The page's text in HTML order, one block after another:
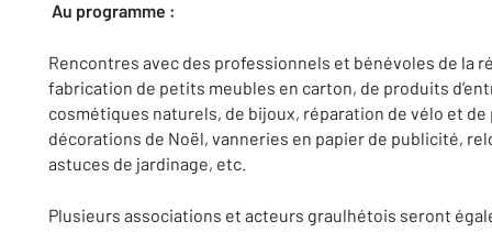
Au programme :
Rencontres avec des professionnels et bénévoles de la
fabrication de petits meubles en carton, de produits
cosmétiques naturels, de bijoux, réparation de vélo et
décorations de Noël, vanneries en papier de publicité,
astuces de jardinage, etc.
Plusieurs associations et acteurs graulhétois seront